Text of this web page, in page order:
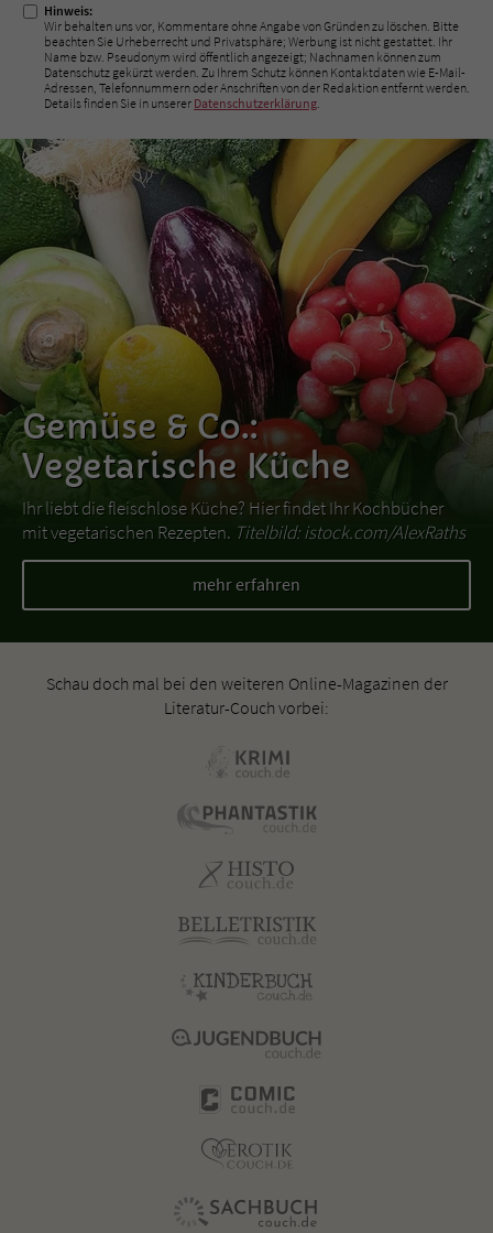
Hinweis:
Wir behalten uns vor, Kommentare ohne Angabe von Gründen zu löschen. Bitte
beachten Sie Urheberrecht und Privatsphäre; Werbung ist nicht gestattet. Ihr
Name bzw. Pseudonym wird öffentlich angezeigt; Nachnamen können zum
Datenschutz gekürzt werden. Zu Ihrem Schutz können Kontaktdaten wie E-Mail-
Adressen, Telefonnummern oder Anschriften von der Redaktion entfernt werden.
Details finden Sie in unserer Datenschutzerklärung
Gemüse & Co.:
Vegetarische Küche
Ihr liebt die fleischlose Küche? Hier findet Ihr Kochbücher
mit vegetarischen Rezepten. Titelbild: istock.com/AlexRaths
mehr erfahren
Schau doch mal bei den weiteren Online-Magazinen der
Literatur-Couch vorbei: